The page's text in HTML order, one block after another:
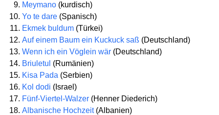
Meymano (kurdisch)
Yo te dare (Spanisch)
Ekmek buldum (Türkei)
Auf einem Baum ein Kuckuck saß (Deutschland)
Wenn ich ein Vöglein wär (Deutschland)
Briuletul (Rumänien)
Kisa Pada (Serbien)
Kol dodi (Israel)
Fünf-Viertel-Walzer (Henner Diederich)
Albanische Hochzeit(Albanien)